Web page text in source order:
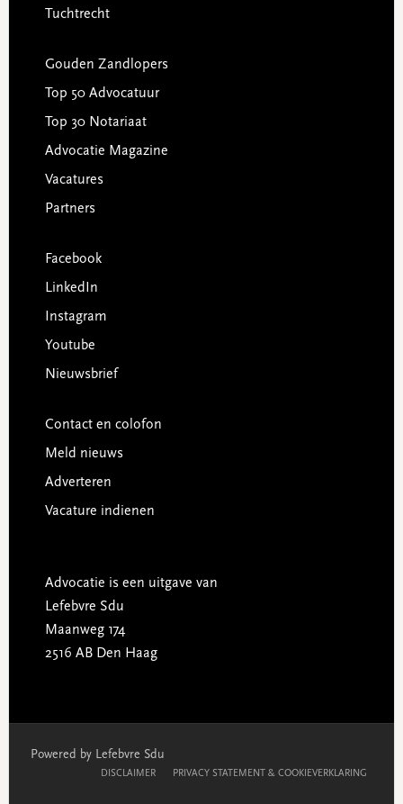
Tuchtrecht
Gouden Zandlopers
Top 50 Advocatuur
Top 30 Notariaat
Advocatie Magazine
Vacatures
Partners
Facebook
LinkedIn
Instagram
Youtube
Nieuwsbrief
Contact en colofon
Meld nieuws
Adverteren
Vacature indienen
Advocatie is een uitgave van
Lefebvre Sdu
Maanweg 174
2516 AB Den Haag
Powered by Lefebvre Sdu
DISCLAIMER PRIVACY STATEMENT & COOKIEVERKLARING